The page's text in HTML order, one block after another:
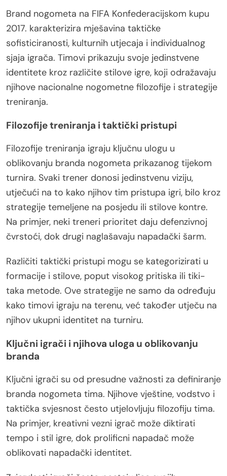
Brand nogometa na FIFA Konfederacijskom kupu
2017. karakterizira mješavina taktičke
sofisticiranosti, kulturnih utjecaja i individualnog
sjaja igrača. Timovi prikazuju svoje jedinstvene
identitete kroz različite stilove igre, koji odražavaju
njihove nacionalne nogometne filozofije i strategije
treniranja.
Filozofije treniranja i taktički pristupi
Filozofije treniranja igraju ključnu ulogu u
oblikovanju branda nogometa prikazanog tijekom
turnira. Svaki trener donosi jedinstvenu viziju,
utječući na to kako njihov tim pristupa igri, bilo kroz
strategije temeljene na posjedu ili stilove kontre.
Na primjer, neki treneri prioritet daju defenzivnoj
čvrstoći, dok drugi naglašavaju napadački šarm.
Različiti taktički pristupi mogu se kategorizirati u
formacije i stilove, poput visokog pritiska ili tiki-
taka metode. Ove strategije ne samo da određuju
kako timovi igraju na terenu, već također utječu na
njihov ukupni identitet na turniru.
Ključni igrači i njihova uloga u oblikovanju
branda
Ključni igrači su od presudne važnosti za definiranje
branda nogometa tima. Njihove vještine, vodstvo i
taktička svjesnost često utjelovljuju filozofiju tima.
Na primjer, kreativni vezni igrač može diktirati
tempo i stil igre, dok prolificni napadač može
oblikovati napadački identitet.